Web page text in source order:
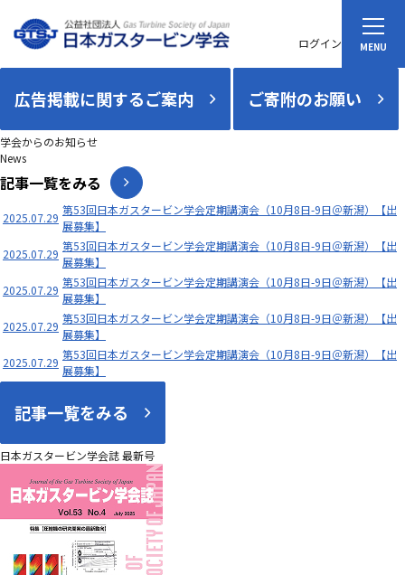
ログイン
広告掲載に関するご案内 ご寄附のお願い
学会からのお知らせ
News
記事一覧をみる
2025.07.29
第53回日本ガスタービン学会定期講演会（10月8日-9日＠新潟）【出
展募集】
2025.07.29
第53回日本ガスタービン学会定期講演会（10月8日-9日＠新潟）【出
展募集】
2025.07.29
第53回日本ガスタービン学会定期講演会（10月8日-9日＠新潟）【出
展募集】
2025.07.29
第53回日本ガスタービン学会定期講演会（10月8日-9日＠新潟）【出
展募集】
2025.07.29
第53回日本ガスタービン学会定期講演会（10月8日-9日＠新潟）【出
展募集】
記事一覧をみる
日本ガスタービン学会誌 最新号